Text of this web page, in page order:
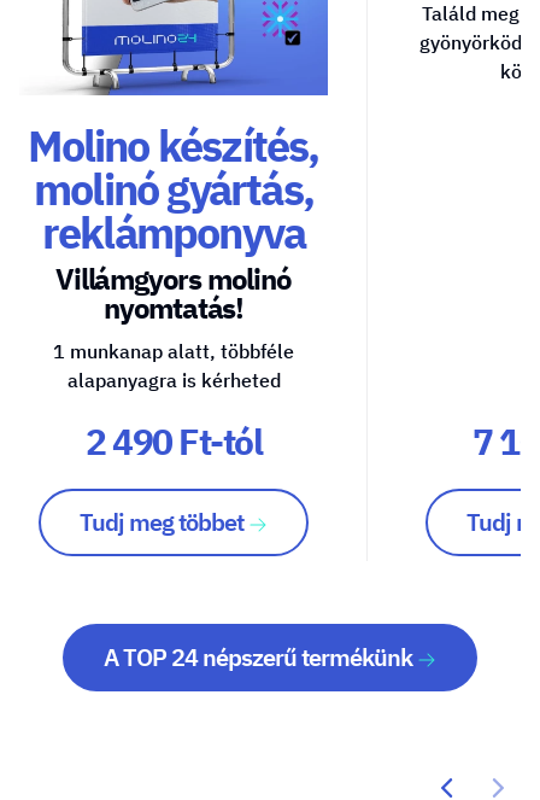
Molino készítés,
molinó gyártás,
reklámponyva
Villámgyors molinó
nyomtatás!
1 munkanap alatt, többféle
alapanyagra is kérheted
2 490 Ft-tól
Tudj meg többet
Találd meg
7
Tudj
A TOP 24 népszerű termékünk